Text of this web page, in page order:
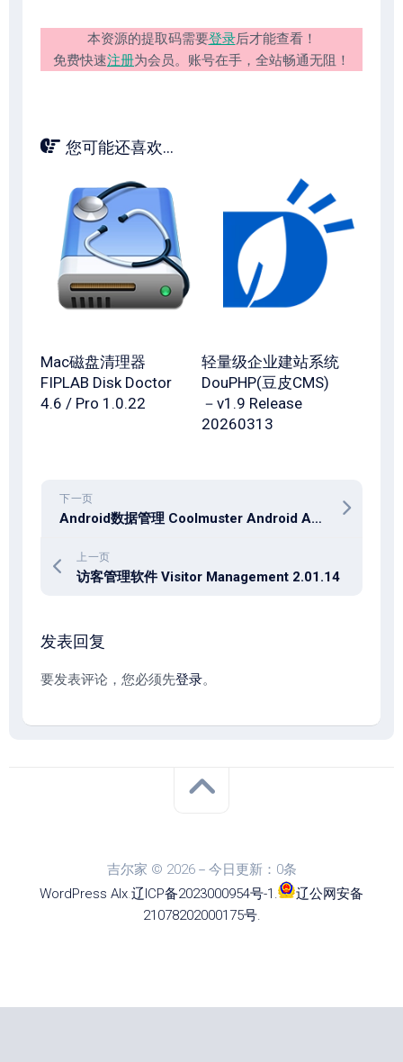
本资源的提取码需要登录后才能查看！
免费快速注册为会员。账号在手，全站畅通无阻！
您可能还喜欢...
Mac磁盘清理器
FIPLAB Disk Doctor
4.6 / Pro 1.0.22
轻量级企业建站系统
DouPHP(豆皮CMS)
－v1.9 Release
20260313
下一页
Android数据管理 Coolmuster Android Assistant 6.0.135 Win / 3.0.189 macOS
上一页
访客管理软件 Visitor Management 2.01.14
发表回复
要发表评论，您必须先登录。
吉尔家 © 2026－今日更新：0条
WordPress Alx.辽ICP备2023000954号-1 .
辽公网安备
21078202000175号.